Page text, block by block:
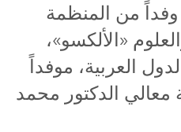
من المنظمة
«الألكسو»،
العربية، موفداً
معالي الدكتور محمد